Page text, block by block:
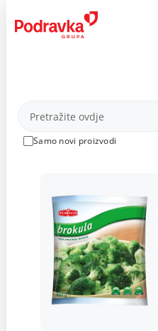
content
Proizvodi
Samo novi proizvodi